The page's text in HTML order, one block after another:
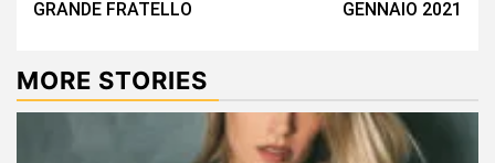
GRANDE FRATELLO
GENNAIO 2021
MORE STORIES